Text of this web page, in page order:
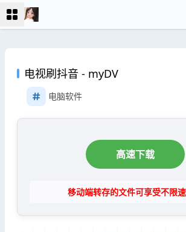
电视刷抖音 - myDV
电脑软件
高速下载
移动端转存的文件可享受不限